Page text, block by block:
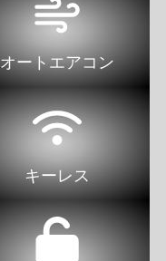
オートエアコン
キーレス